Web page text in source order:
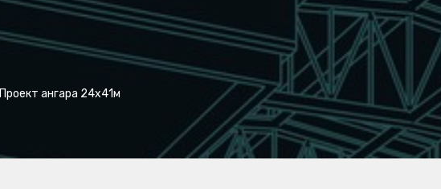
Проект ангара 24x41м